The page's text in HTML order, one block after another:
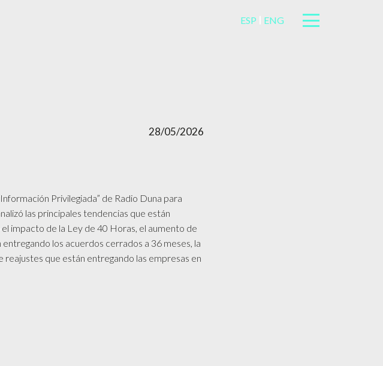
ESP ENG
28/05/2026
Privilegiada” de Radio Duna para
las principales tendencias que están
impacto de la Ley de 40 Horas, el aumento de
los acuerdos cerrados a 36 meses, la
que están entregando las empresas en